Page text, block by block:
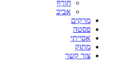
חורף
אביב
מרקים
פסטה
אסייתי
מתוק
צור קשר